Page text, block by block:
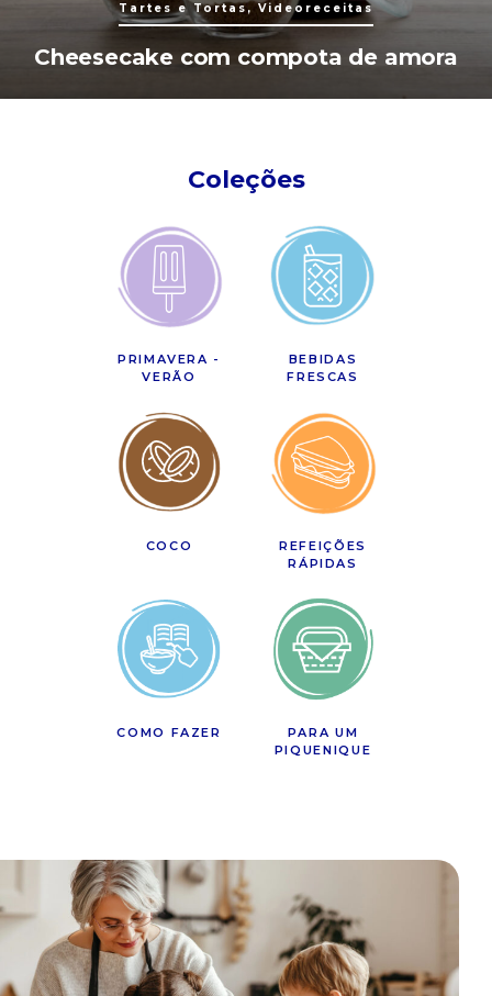
Tartes e Tortas, Videoreceitas
Cheesecake com compota de amora
Coleções
PRIMAVERA -
VERÃO
BEBIDAS
FRESCAS
COCO
REFEIÇÕES
RÁPIDAS
COMO FAZER
PARA UM
PIQUENIQUE